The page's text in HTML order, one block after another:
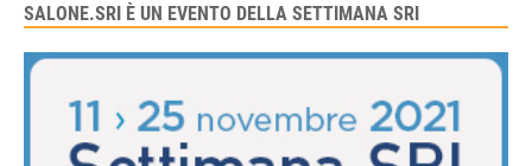
SALONE.SRI È UN EVENTO DELLA SETTIMANA SRI